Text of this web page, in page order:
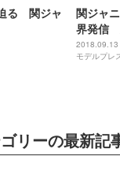
る 関ジャ
関ジャ
界発信
2018.09.13
モデルプレ
リーの最新記